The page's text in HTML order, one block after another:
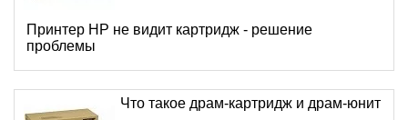
Принтер HP не видит картридж - решение
проблемы
Что такое драм-картридж и драм-юнит